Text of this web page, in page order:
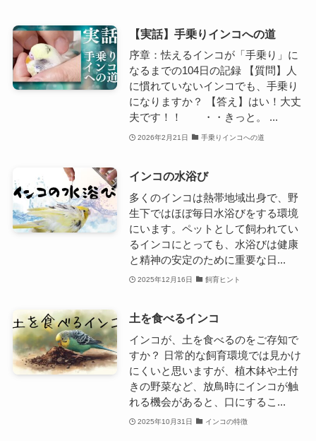
【実話】手乗りインコへの道
序章：怯えるインコが「手乗り」に
なるまでの104日の記録 【質問】人
に慣れていないインコでも、手乗り
になりますか？ 【答え】はい！大丈
夫です！！ ・・きっと。 ...
2026年2月21日 手乗りインコへの道
インコの水浴び
多くのインコは熱帯地域出身で、野
生下ではほぼ毎日水浴びをする環境
にいます。ペットとして飼われてい
るインコにとっても、水浴びは健康
と精神の安定のために重要な日...
2025年12月16日 飼育ヒント
土を食べるインコ
インコが、土を食べるのをご存知で
すか？ 日常的な飼育環境では見かけ
にくいと思いますが、植木鉢や土付
きの野菜など、放鳥時にインコが触
れる機会があると、口にするこ...
2025年10月31日 インコの特徴